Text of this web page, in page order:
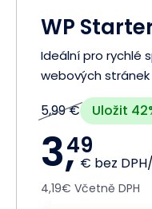
WP
Ideální pro rychlé
webových stránek
5,99 € Uložit
3,49
€ bez
4,19€ Včetně DPH